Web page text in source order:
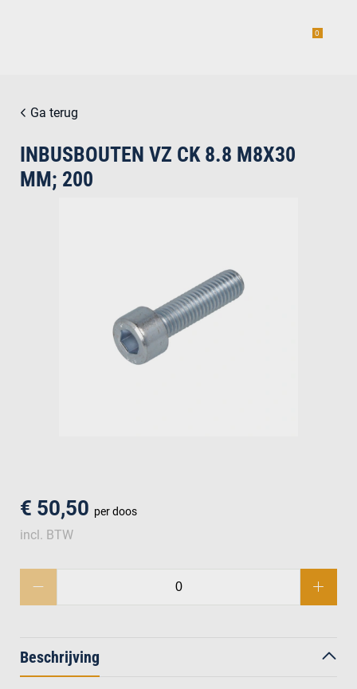
0
Ga terug
€ 50,50 per doos
incl. BTW
INBUSBOUTEN VZ CK 8.8 M8X30
MM; 200
Beschrijving